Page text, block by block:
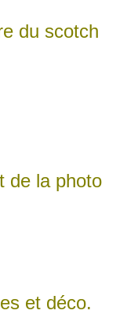
du scotch
de la photo
et déco.